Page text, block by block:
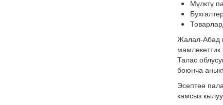
Мүлктү
Жалал-Абад
Талас
боюнча
Эсептөө
камсыз